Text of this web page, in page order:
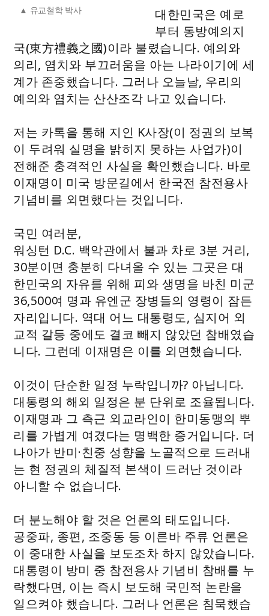
유교철학 박사
대한민국은 예로
부터 동방예의지
국(東方禮義之國)이라 불렸습니다. 예의와
의리, 염치와 부끄러움을 아는 나라이기에 세
계가 존중했습니다. 그러나 오늘날, 우리의
예의와 염치는 산산조각 나고 있습니다.
저는 카톡을 통해 지인 K사장(이 정권의 보복
이 두려워 실명을 밝히지 못하는 사업가)이
전해준 충격적인 사실을 확인했습니다. 바로
이재명이 미국 방문길에서 한국전 참전용사
기념비를 외면했다는 것입니다.
국민 여러분,
워싱턴 D.C. 백악관에서 불과 차로 3분 거리,
30분이면 충분히 다녀올 수 있는 그곳은 대
한민국의 자유를 위해 피와 생명을 바친 미군
36,500여 명과 유엔군 장병들의 영령이 잠든
자리입니다. 역대 어느 대통령도, 심지어 외
교적 갈등 중에도 결코 빼지 않았던 참배였습
니다. 그런데 이재명은 이를 외면했습니다.
이것이 단순한 일정 누락입니까? 아닙니다.
대통령의 해외 일정은 분 단위로 조율됩니다.
이재명과 그 측근 외교라인이 한미동맹의 뿌
리를 가볍게 여겼다는 명백한 증거입니다. 더
나아가 반미·친중 성향을 노골적으로 드러내
는 현 정권의 체질적 본색이 드러난 것이라
아니할 수 없습니다.
더 분노해야 할 것은 언론의 태도입니다.
공중파, 종편, 조중동 등 이른바 주류 언론은
이 중대한 사실을 보도조차 하지 않았습니다.
대통령이 방미 중 참전용사 기념비 참배를 누
락했다면, 이는 즉시 보도해 국민적 논란을
일으켜야 했습니다. 그러나 언론은 침묵했습